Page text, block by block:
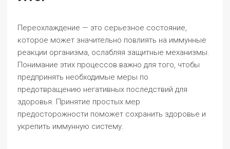
Переохлаждение — это серьезное состояние,
которое может значительно повлиять на иммунные
реакции организма, ослабляя защитные механизмы.
Понимание этих процессов важно для того, чтобы
предпринять необходимые меры по
предотвращению негативных последствий для
здоровья. Принятие простых мер
предосторожности поможет сохранить здоровье и
укрепить иммунную систему.